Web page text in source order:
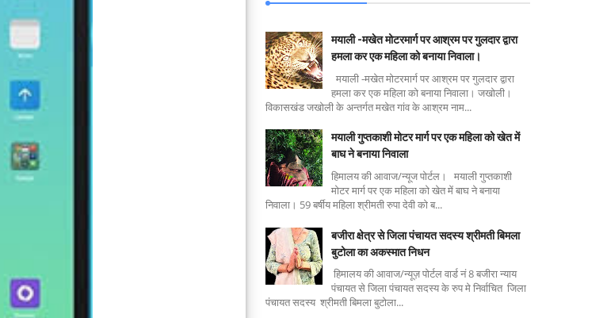
मयाली -मखेत मोटरमार्ग पर आश्रम पर गुलदार द्वारा
हमला कर एक महिला को बनाया निवाला।
मयाली -मखेत मोटरमार्ग पर आश्रम पर गुलदार द्वारा
हमला कर एक महिला को बनाया निवाला। जखोली।
विकासखंड जखोली के अन्तर्गत मखेत गांव के आश्रम नाम...
मयाली गुप्तकाशी मोटर मार्ग पर एक महिला को खेत में
बाघ ने बनाया निवाला
हिमालय की आवाज/न्यूज पोर्टल। मयाली गुप्तकाशी
मोटर मार्ग पर एक महिला को खेत में बाघ ने बनाया
निवाला। 59 बर्षीय महिला श्रीमती रुपा देवी को ब...
बजीरा क्षेत्र से जिला पंचायत सदस्य श्रीमती बिमला
बुटोला का अकस्मात निधन
हिमालय की आवाज/न्यूज़ पोर्टल वार्ड नं 8 बजीरा न्याय
पंचायत से जिला पंचायत सदस्य के रुप मे निर्वाचित जिला
पंचायत सदस्य श्रीमती बिमला बुटोला...